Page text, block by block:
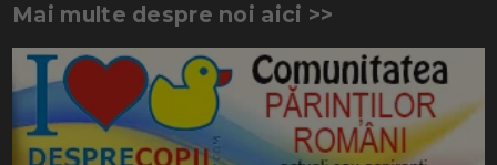
Mai multe despre noi aici >>